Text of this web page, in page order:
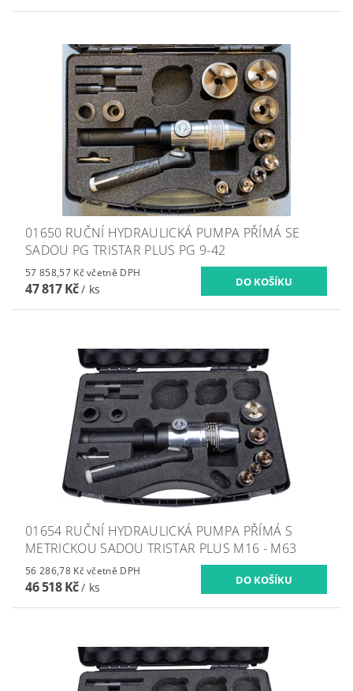
01650 RUČNÍ HYDRAULICKÁ PUMPA PŘÍMÁ SE
SADOU PG TRISTAR PLUS PG 9-42
57 858,57 Kč včetně DPH
47 817 Kč/ ks
01654 RUČNÍ HYDRAULICKÁ PUMPA PŘÍMÁ S
METRICKOU SADOU TRISTAR PLUS M16 - M63
56 286,78 Kč včetně DPH
46 518 Kč/ ks